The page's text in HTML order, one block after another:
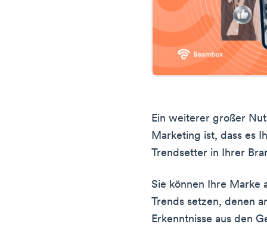
Ein weiterer großer
Marketing ist, dass es
Trendsetter in Ihrer
Sie können Ihre Marke
Trends setzen, denen
Erkenntnisse aus den